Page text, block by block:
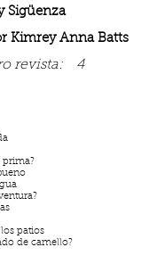
Sigüenza
Kimrey Anna Batts
revista: 4
prima?
patios
de camello?